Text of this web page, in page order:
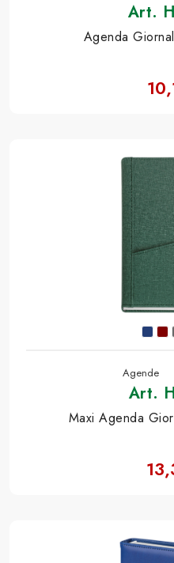
Art.
Agenda
Agende
Art.
Maxi Agenda